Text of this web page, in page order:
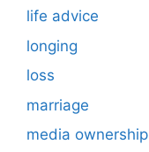
life advice
longing
loss
marriage
media ownership